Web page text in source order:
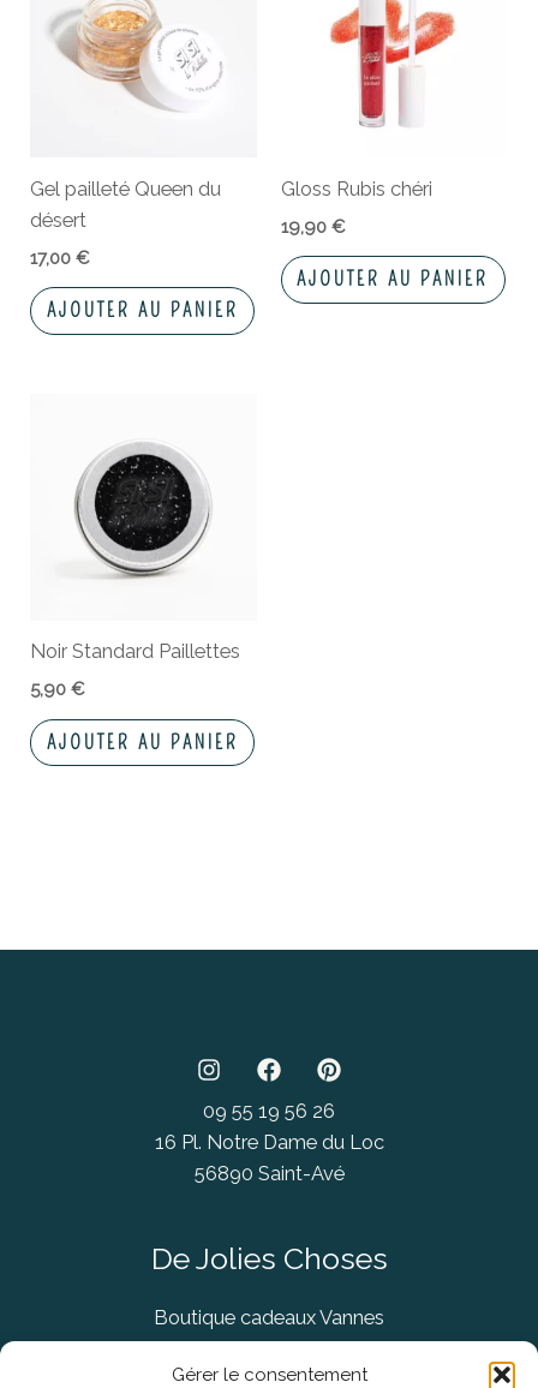
Gérer le consentement
Gel pailleté Queen du
désert
17,00€
AJOUTER AU PANIER
Gloss Rubis chéri
19,90 €
AJOUTER AU PANIER
Noir Standard Paillettes
5,90€
AJOUTER AU PANIER
09 55 19 56 26
16 Pl. Notre Dame du Loc
56890 Saint-Avé
De Jolies Choses
Boutique cadeaux Vannes
Concept Store Vannes